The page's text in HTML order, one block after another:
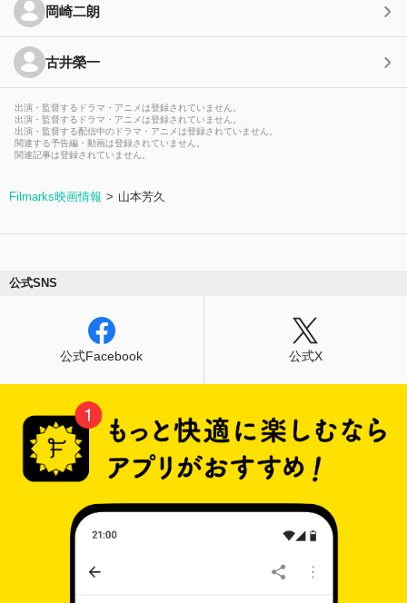
岡崎二朗
古井榮一
出演・監督するドラマ・アニメは登録されていません。
出演・監督するドラマ・アニメは登録されていません。
出演・監督する配信中のドラマ・アニメは登録されていません。
関連する予告編・動画は登録されていません。
関連記事は登録されていません。
Filmarks映画情報 山本芳久
公式SNS
公式Facebook 公式X